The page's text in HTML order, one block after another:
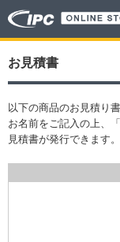
お見積書
以下の商品のお見積り
お名前をご記入の上、
見積書が発行できます。